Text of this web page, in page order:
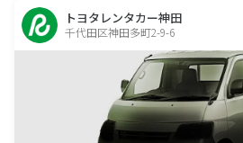
トヨタレンタカー神田
千代田区神田多町2-9-6